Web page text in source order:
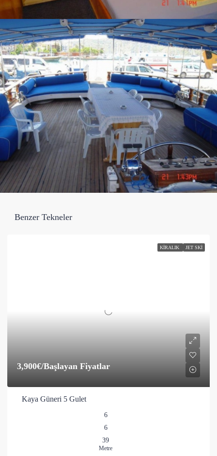
Benzer Tekneler
KIRALIK JET SKI
3,900€/Başlayan Fiyatlar
Kaya Güneri 5 Gulet
6
6
39
Metre